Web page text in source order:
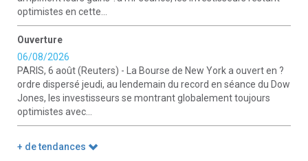
optimistes en cette...
Ouverture
06/08/2026
PARIS, 6 août (Reuters) - La Bourse de New York a ouvert en ?
ordre dispersé jeudi, au lendemain du record en séance du Dow
Jones, les investisseurs se montrant globalement toujours
optimistes avec...
+ de tendances